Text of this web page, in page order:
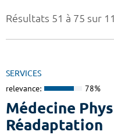
Résultats 51 à 75 sur
SERVICES
relevance: 78%
Médecine
Réadaptation